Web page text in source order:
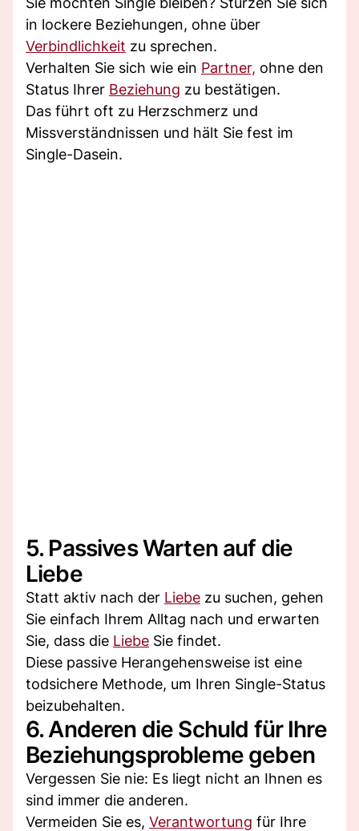
in lockere Beziehungen, ohne über
Verbindlichkeit zu sprechen.
Verhalten Sie sich wie ein Partner, ohne den
Status Ihrer Beziehung zu bestätigen.
Das führt oft zu Herzschmerz und
Missverständnissen und hält Sie fest im
Single-Dasein.
5. Passives Warten auf die
Liebe
Statt aktiv nach der Liebe zu suchen, gehen
Sie einfach Ihrem Alltag nach und erwarten
Sie, dass die Liebe Sie findet.
Diese passive Herangehensweise ist eine
todsichere Methode, um Ihren Single-Status
beizubehalten.
6. Anderen die Schuld für Ihre
Beziehungsprobleme geben
Vergessen Sie nie: Es liegt nicht an Ihnen es
sind immer die anderen.
Vermeiden Sie es, Verantwortung für Ihre